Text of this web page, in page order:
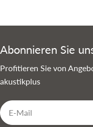
Abonnieren Sie
Profitieren Sie von
akustikplus
E-
Mail